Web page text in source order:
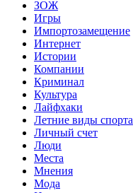
ЗОЖ
Игры
Импортозамещение
Интернет
Истории
Компании
Криминал
Культура
Лайфхаки
Летние виды спорта
Личный счет
Люди
Места
Мнения
Мода